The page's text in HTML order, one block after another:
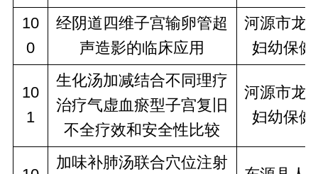
10
0
经阴道四维子宫输卵管超
声造影的临床应用
河源市龙
妇幼保健
10
1
生化汤加减结合不同理疗
治疗气虚血瘀型子宫复旧
不全疗效和安全性比较
河源市龙
妇幼保健
加味补肺汤联合穴位注射